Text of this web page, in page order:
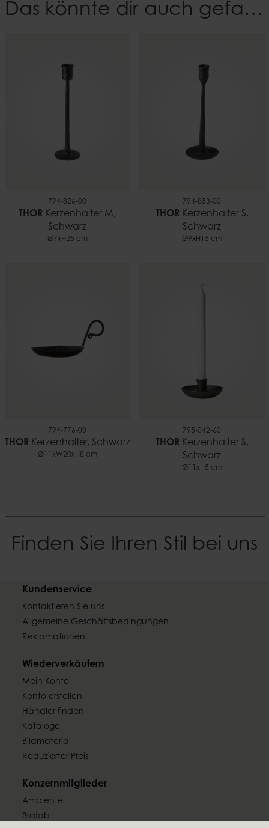
Das könnte dir auch gefallen
794-826-00
THOR Kerzenhalter M,
Schwarz
Ø7xH25 cm
794-853-00
THORKerzenhalter S,
Schwarz
Ø9xH15 cm
794-776-00
THORKerzenhalter, Schwarz
Ø11xW20xH8 cm
795-042-60
THORKerzenhalter S,
Schwarz
Ø11xH5 cm
Finden Sie Ihren Stil bei uns
Kundenservice
Kontaktieren Sie uns
Allgemeine Geschäftsbedingungen
Reklamationen
Wiederverkäufern
Mein Konto
Konto erstellen
Händler finden
Kataloge
Bildmaterial
Reduzierter Preis
Konzernmitglieder
Ambiente
Brafab